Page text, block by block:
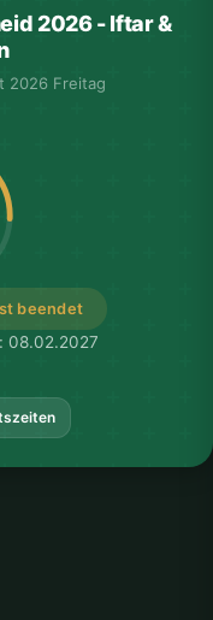
2026 - Iftar &
2026 Freitag
beendet
08.02.2027